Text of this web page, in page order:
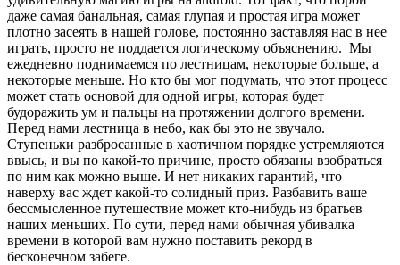
даже самая банальная, самая глупая и простая игра может
плотно засеять в нашей голове, постоянно заставляя нас в нее
играть, просто не поддается логическому объяснению. Мы
ежедневно поднимаемся по лестницам, некоторые больше, а
некоторые меньше. Но кто бы мог подумать, что этот процесс
может стать основой для одной игры, которая будет
будоражить ум и пальцы на протяжении долгого времени.
Перед нами лестница в небо, как бы это не звучало.
Ступеньки разбросанные в хаотичном порядке устремляются
ввысь, и вы по какой-то причине, просто обязаны взобраться
по ним как можно выше. И нет никаких гарантий, что
наверху вас ждет какой-то солидный приз. Разбавить ваше
бессмысленное путешествие может кто-нибудь из братьев
наших меньших. По сути, перед нами обычная убивалка
времени в которой вам нужно поставить рекорд в
бесконечном забеге.